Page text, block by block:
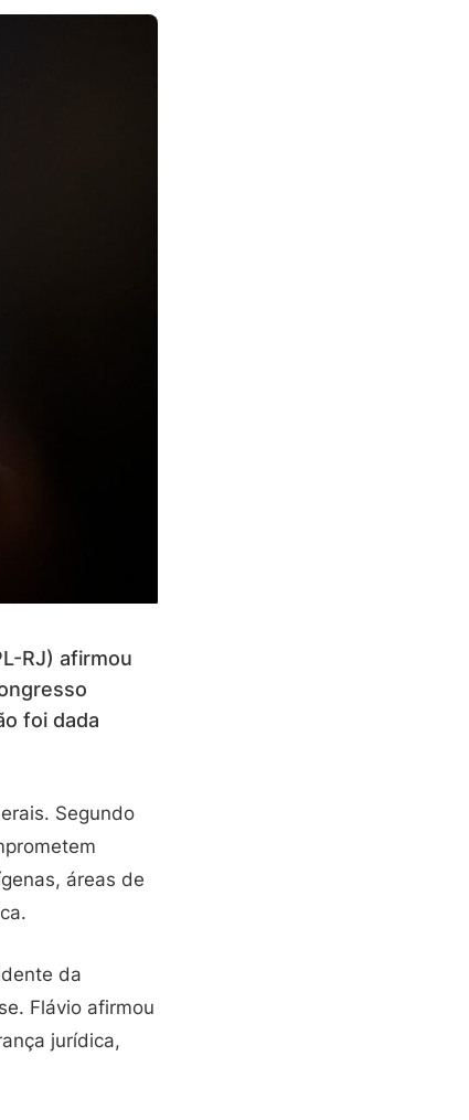
RJ) afirmou
foi dada
Segundo
áreas de
da
Flávio afirmou
jurídica,